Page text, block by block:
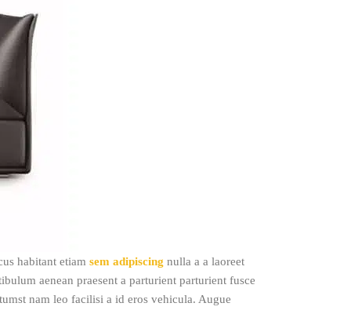
habitant etiam sem adipiscing nulla a a laoreet
aenean praesent a parturient parturient fusce
nam leo facilisi a id eros vehicula. Augue